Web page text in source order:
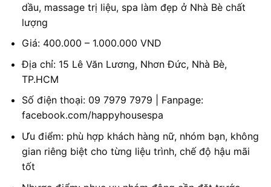
dầu, massage trị liệu, spa làm đẹp ở Nhà Bè chất
lượng
Giá: 400.000 – 1.000.000 VND
Địa chỉ: 15 Lê Văn Lương, Nhơn Đức, Nhà Bè,
TP.HCM
Số điện thoại: 09 7979 7979 | Fanpage:
facebook.com/happyhousespa
Ưu điểm: phù hợp khách hàng nữ, nhóm bạn, không
gian riêng biệt cho từng liệu trình, chế độ hậu mãi
tốt